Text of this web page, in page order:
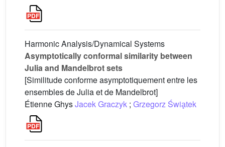
Harmonic Analysis/Dynamical Systems
Asymptotically conformal similarity between
Julia and Mandelbrot sets
[Similitude conforme asymptotiquement entre les
ensembles de Julia et de Mandelbrot]
Étienne GhysJacek Graczyk ; Grzegorz Świa̧tek